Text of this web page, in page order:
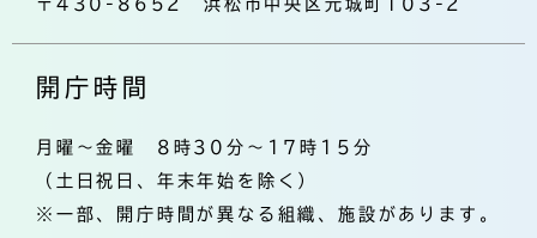
〒430-8652 浜松市中央区元城町103-2
開庁時間
月曜～金曜 8時30分～17時15分
（土日祝日、年末年始を除く）
※一部、開庁時間が異なる組織、施設があります。